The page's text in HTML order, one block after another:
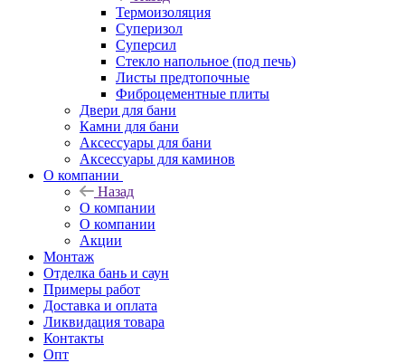
Термоизоляция
Суперизол
Суперсил
Стекло напольное (под печь)
Листы предтопочные
Фиброцементные плиты
Двери для бани
Камни для бани
Аксессуары для бани
Аксессуары для каминов
О компании
Назад
О компании
О компании
Акции
Монтаж
Отделка бань и саун
Примеры работ
Доставка и оплата
Ликвидация товара
Контакты
Опт